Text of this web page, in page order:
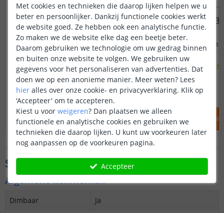
1M - compleet profiel
Opbouw - smal en laag
(70 reviews)
OP VOORRAAD 12,95
IN WINKELWAGEN
1M -
Inbouw -
OP VOORRAAD
IN
Specificaties
Algemene kenmerken
Dimbaar
Ja
Met cookies en technieken die daarop lijken helpen we u
beter en persoonlijker. Dankzij functionele cookies werkt
de website goed. Ze hebben ook een analytische functie.
Zo maken we de website elke dag een beetje beter.
Daarom gebruiken we technologie om uw gedrag binnen
en buiten onze website te volgen. We gebruiken uw
gegevens voor het personaliseren van advertenties. Dat
doen we op een anonieme manier. Meer weten? Lees
hier alles over onze cookie- en privacyverklaring. Klik op
'Accepteer' om te accepteren.
Kiest u voor weigeren? Dan plaatsen we alleen
functionele en analytische cookies en gebruiken we
technieken die daarop lijken. U kunt uw voorkeuren later
nog aanpassen op de voorkeuren pagina.
Accepteer